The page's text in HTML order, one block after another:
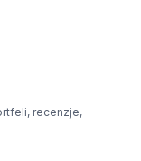
recenzje,